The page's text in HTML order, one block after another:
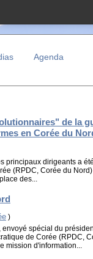
Agenda
de la
en Corée du
principaux dirigeants a
(RPDC, Corée du
des...
)
spécial du
de Corée (RPDC,
d'information...